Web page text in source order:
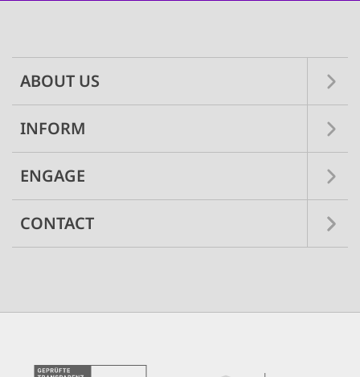
ABOUT US
INFORM
ENGAGE
CONTACT